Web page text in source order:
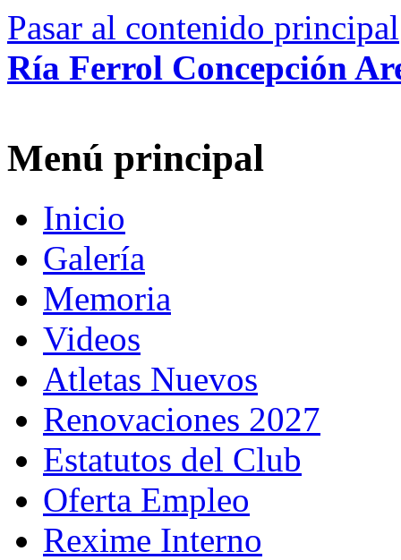
Pasar al contenido principal
Ría Ferrol Concepción
Menú principal
Inicio
Galería
Memoria
Videos
Atletas Nuevos
Renovaciones 2027
Estatutos del Club
Oferta Empleo
Rexime Interno